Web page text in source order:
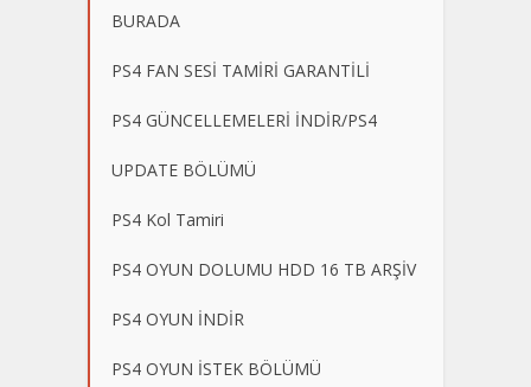
BURADA
PS4 FAN SESİ TAMİRİ GARANTİLİ
PS4 GÜNCELLEMELERİ İNDİR/PS4
UPDATE BÖLÜMÜ
PS4 Kol Tamiri
PS4 OYUN DOLUMU HDD 16 TB ARŞİV
PS4 OYUN İNDİR
PS4 OYUN İSTEK BÖLÜMÜ